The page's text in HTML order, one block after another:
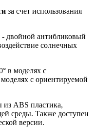
за счет использования
- двойной антибликовый
солнечных
в моделях с
с ориентируемой
ABS пластика,
среды. Также доступен
версии.